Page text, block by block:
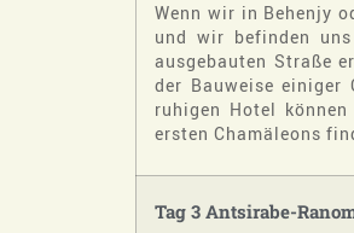
Wenn wir in Behenjy
und wir befinden
ausgebauten Straße
der Bauweise einiger
ruhigen Hotel
ersten Chamäleons
Tag 3 Antsirabe-